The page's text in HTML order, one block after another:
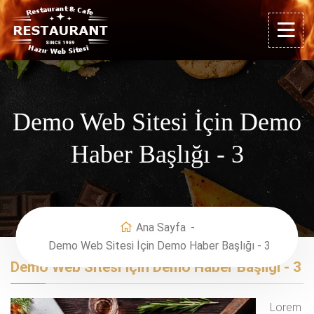
Demo Web Sitesi İçin Demo
Haber Başlığı - 3
Ana Sayfa
Demo Web Sitesi İçin Demo Haber Başlığı - 3
Demo Web Sitesi İçin Demo Haber Başlığı - 3
Lorem